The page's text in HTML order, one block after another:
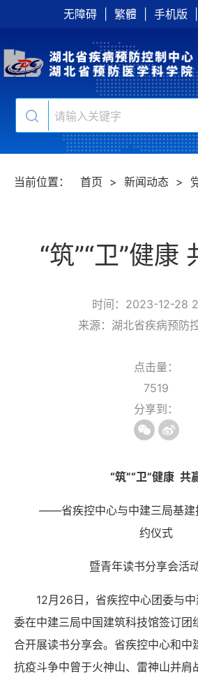
无障碍 繁體 手机版
当前位置： 首页 > 新闻动态 >
“筑”“卫”健康
时间：2023-12-28
来源：湖北省疾病预防
点击量：
7519
分享到：
“筑”“卫”健康 共
——省疾控中心与中建三局基建
约仪式
暨青年读书分享会活
12月 26 日，省疾控中心团委与
委在中建三局中国建筑科技馆签订团
合开展读书分享会。省疾控中心和中
抗疫斗争中曾于火神山、雷神山并肩